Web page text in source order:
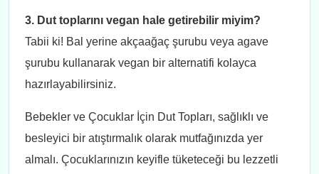
3. Dut toplarını vegan hale getirebilir miyim?
Tabii ki! Bal yerine akçaağaç şurubu veya agave
şurubu kullanarak vegan bir alternatifi kolayca
hazırlayabilirsiniz.
Bebekler ve Çocuklar İçin Dut Topları, sağlıklı ve
besleyici bir atıştırmalık olarak mutfağınızda yer
almalı. Çocuklarınızın keyifle tüketeceği bu lezzetli